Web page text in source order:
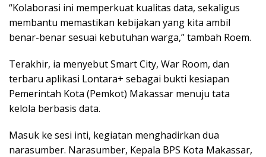
“Kolaborasi ini memperkuat kualitas data, sekaligus
membantu memastikan kebijakan yang kita ambil
benar-benar sesuai kebutuhan warga,” tambah Roem.
Terakhir, ia menyebut Smart City, War Room, dan
terbaru aplikasi Lontara+ sebagai bukti kesiapan
Pemerintah Kota (Pemkot) Makassar menuju tata
kelola berbasis data.
Masuk ke sesi inti, kegiatan menghadirkan dua
narasumber. Narasumber, Kepala BPS Kota Makassar,